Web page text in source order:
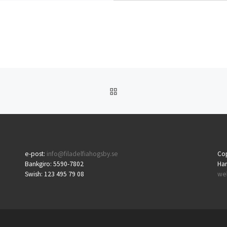
e-post: info@filadelfiahogsby.se
Bankgiro: 5590-7802
Swish: 123 495 79 08